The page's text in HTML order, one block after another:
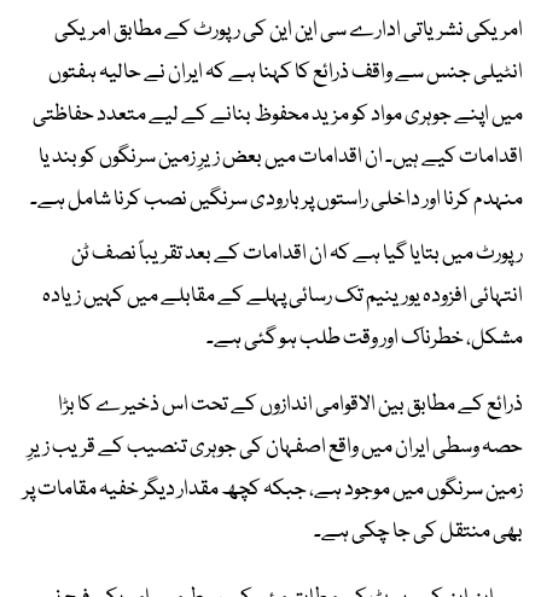
امریکی نشریاتی ادارے سی این این کی رپورٹ کے مطابق امریکی
انٹیلی جنس سے واقف ذرائع کا کہنا ہے کہ ایران نے حالیہ ہفتوں
میں اپنے جوہری مواد کو مزید محفوظ بنانے کے لیے متعدد حفاظتی
اقدامات کیے ہیں۔ ان اقدامات میں بعض زیرِ زمین سرنگوں کو بند یا
منہدم کرنا اور داخلی راستوں پر بارودی سرنگیں نصب کرنا شامل ہے۔
رپورٹ میں بتایا گیا ہے کہ ان اقدامات کے بعد تقریباً نصف ٹن
انتہائی افزودہ یورینیم تک رسائی پہلے کے مقابلے میں کہیں زیادہ
مشکل، خطرناک اور وقت طلب ہو گئی ہے۔
ذرائع کے مطابق بین الاقوامی اندازوں کے تحت اس ذخیرے کا بڑا
حصہ وسطی ایران میں واقع اصفہان کی جوہری تنصیب کے قریب زیرِ
زمین سرنگوں میں موجود ہے، جبکہ کچھ مقدار دیگر خفیہ مقامات پر
بھی منتقل کی جا چکی ہے۔